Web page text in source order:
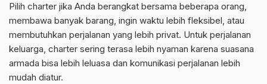
Pilih charter jika Anda berangkat bersama beberapa orang,
membawa banyak barang, ingin waktu lebih fleksibel, atau
membutuhkan perjalanan yang lebih privat. Untuk perjalanan
keluarga, charter sering terasa lebih nyaman karena suasana
armada bisa lebih leluasa dan komunikasi perjalanan lebih
mudah diatur.